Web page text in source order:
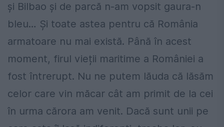
și Bilbao și de parcă n-am vopsit gaura-n
bleu… Și toate astea pentru că România
armatoare nu mai există. Până în acest
moment, firul vieții maritime a României a
fost întrerupt. Nu ne putem lăuda că lăsăm
celor care vin măcar cât am primit de la cei
în urma cărora am venit. Dacă sunt unii pe